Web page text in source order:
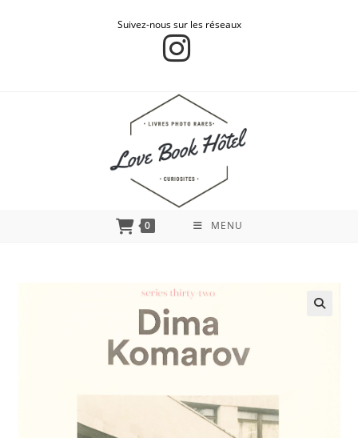
Suivez-nous sur les réseaux
0 MENU